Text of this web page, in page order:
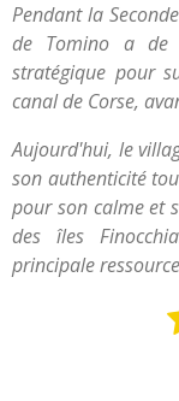
Pendant la
de Tomino a de
stratégique pour
canal de Corse,
Aujourd'hui, le
son authenticité
pour son calme et
des îles
principale